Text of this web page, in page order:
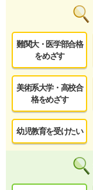
難関大・医学部合格
をめざす
美術系大学・高校合
格をめざす
幼児教育を受けたい